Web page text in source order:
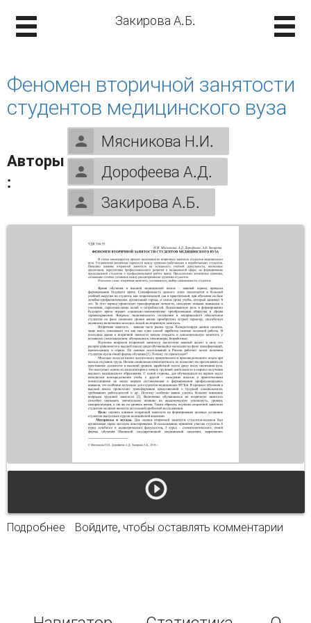
Закирова А.Б.
Феномен вторичной занятости
студентов медицинского вуза
Авторы
:
Мясникова Н.И.
Дорофеева А.Д.
Закирова А.Б.
Подробнее о Феномен вторичной занятости студентов
Войдите, чтобы оставлять комментарии